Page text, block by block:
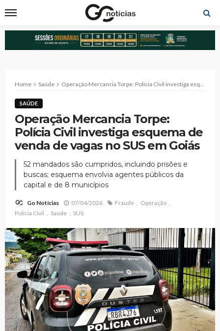
Home Saúde Operação Mercancia Torpe: Polícia Civil investiga esquema de venda de vagas no SUS em Goiás
SAÚDE
Operação Mercancia Torpe:
Polícia Civil investiga esquema de
venda de vagas no SUS em Goiás
52 mandados são cumpridos, incluindo prisões e
buscas; esquema envolvia agentes públicos da
capital e de 8 municípios
Go Notícias 07/04/2026 Fraude
Operação
Polícia Civil
Saúde SUS